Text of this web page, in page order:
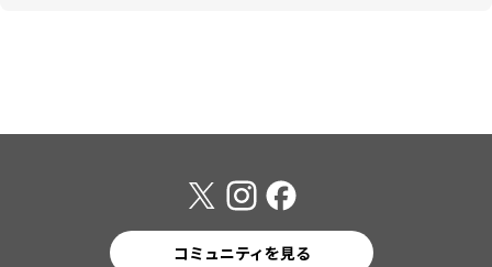
コミュニティを見る